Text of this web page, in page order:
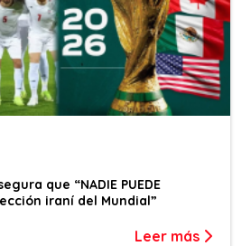
que “NADIE PUEDE
iraní del Mundial”
Leer más